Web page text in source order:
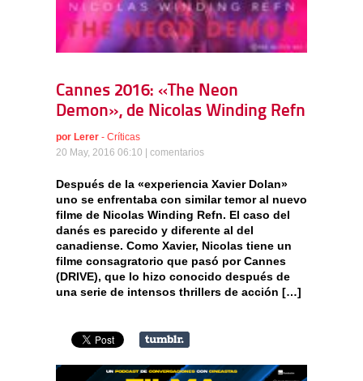
Cannes 2016: «The Neon
Demon», de Nicolas Winding Refn
por Lerer - Críticas
20 May, 2016 06:10 | comentarios
Después de la «experiencia Xavier Dolan»
uno se enfrentaba con similar temor al nuevo
filme de Nicolas Winding Refn. El caso del
danés es parecido y diferente al del
canadiense. Como Xavier, Nicolas tiene un
filme consagratorio que pasó por Cannes
(DRIVE), que lo hizo conocido después de
una serie de intensos thrillers de acción […]